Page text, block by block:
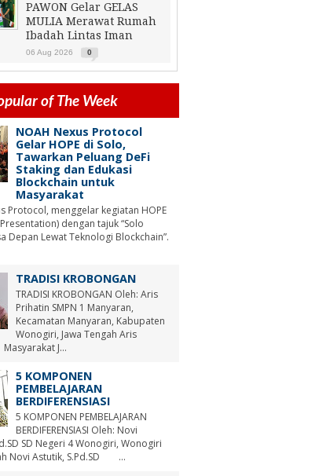
PAWON Gelar GELAS
MULIA Merawat Rumah
Ibadah Lintas Iman
06 Aug 2026 0
of The Week
NOAH Nexus Protocol
Gelar HOPE di Solo,
Tawarkan Peluang DeFi
Staking dan Edukasi
Blockchain untuk
Masyarakat
Protocol, menggelar kegiatan HOPE
dengan tajuk “Solo
Depan Lewat Teknologi Blockchain”.
TRADISI KROBONGAN
TRADISI KROBONGAN Oleh: Aris
Prihatin SMPN 1 Manyaran,
Kecamatan Manyaran, Kabupaten
Wonogiri, Jawa Tengah Aris
J...
5 KOMPONEN
PEMBELAJARAN
BERDIFERENSIASI
5 KOMPONEN PEMBELAJARAN
BERDIFERENSIASI Oleh: Novi
SD Negeri 4 Wonogiri, Wonogiri
Novi Astutik, S.Pd.SD ...